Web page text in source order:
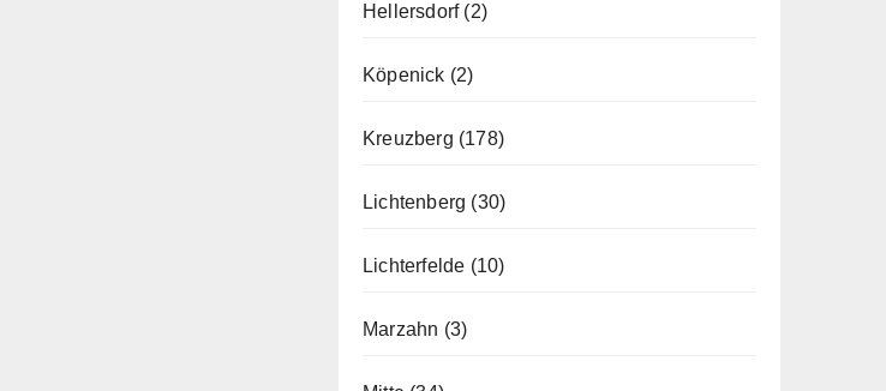
Hellersdorf(2)
Köpenick (2)
Kreuzberg (178)
Lichtenberg (30)
Lichterfelde (10)
Marzahn (3)